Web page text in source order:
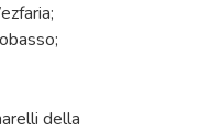
della